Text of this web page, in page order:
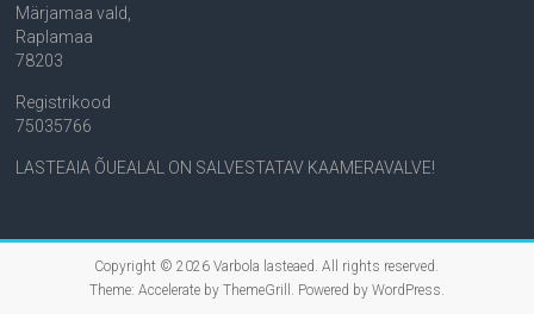
Märjamaa vald,
Raplamaa
78203
Registrikood
75035766
LASTEAIA ÕUEALAL ON SALVESTATAV KAAMERAVALVE!
Copyright © 2026Varbola lasteaed . All rights reserved.
Theme: Accelerateby ThemeGrill. Powered by WordPress